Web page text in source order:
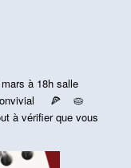
à 18h salle
🍕
🥧
à vérifier que vous